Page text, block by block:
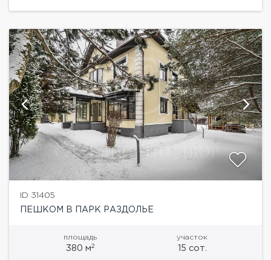
ID 31405
ПЕШКОМ В ПАРК РАЗДОЛЬЕ
площадь
380 м2
участок
15 сот.